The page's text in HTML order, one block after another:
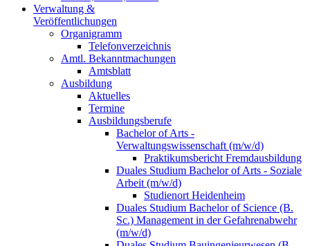
Verwaltung &
Veröffentlichungen
Organigramm
Telefonverzeichnis
Amtl. Bekanntmachungen
Amtsblatt
Ausbildung
Aktuelles
Termine
Ausbildungsberufe
Bachelor of Arts -
Verwaltungswissenschaft (m/w/d)
Praktikumsbericht Fremdausbildung
Duales Studium Bachelor of Arts - Soziale
Arbeit (m/w/d)
Studienort Heidenheim
Duales Studium Bachelor of Science (B.
Sc.) Management in der Gefahrenabwehr
(m/w/d)